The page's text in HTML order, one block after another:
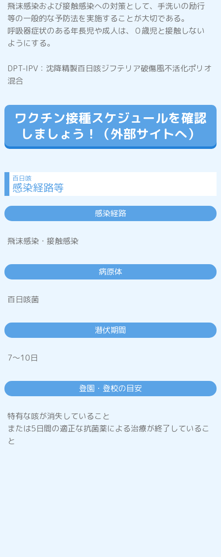
マイコプラズマ肺炎
おたふくかぜ(流行性耳下腺炎・ムンプス)
りんご病(伝染性紅斑)
ロタウイルス感染症
プール熱(咽頭結膜熱)
流行性角結膜炎
飛沫感染および接触感染への対策として、手洗いの励行
等の一般的な予防法を実施することが大切である。
呼吸器症状のある年長児や成人は、０歳児と接触しない
ようにする。
DPT-IPV：沈降精製百日咳ジフテリア破傷風不活化ポリオ
混合
ワクチン接種スケジュールを確認
しましょう！（外部サイトへ）
百日咳
感染経路等
感染経路
飛沫感染・接触感染
病原体
百日咳菌
潜伏期間
7～10日
登園・登校の目安
特有な咳が消失していること
または5日間の適正な抗菌薬による治療が終了しているこ
と